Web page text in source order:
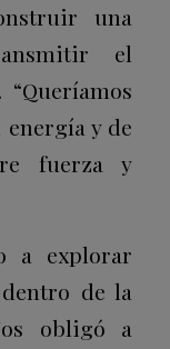
una
el
y de
fuerza y
a explorar
de la
obligó a